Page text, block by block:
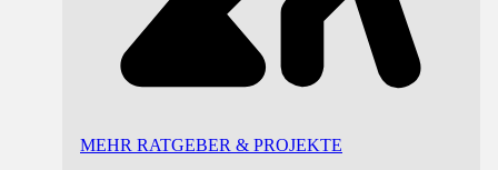
MEHR RATGEBER & PROJEKTE